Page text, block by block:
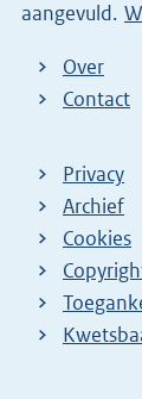
aangevuld.
Over
Contact
Privacy
Archief
Cookies